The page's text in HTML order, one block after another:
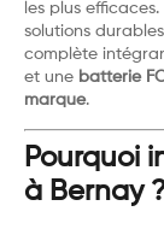
les plus efficaces.
solutions
complète
et une batterie
marque.
Pourquoi
à Bernay